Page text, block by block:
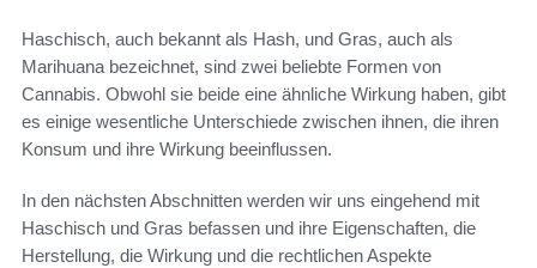
Haschisch, auch bekannt als Hash, und Gras, auch als
Marihuana bezeichnet, sind zwei beliebte Formen von
Cannabis. Obwohl sie beide eine ähnliche Wirkung haben, gibt
es einige wesentliche Unterschiede zwischen ihnen, die ihren
Konsum und ihre Wirkung beeinflussen.
In den nächsten Abschnitten werden wir uns eingehend mit
Haschisch und Gras befassen und ihre Eigenschaften, die
Herstellung, die Wirkung und die rechtlichen Aspekte